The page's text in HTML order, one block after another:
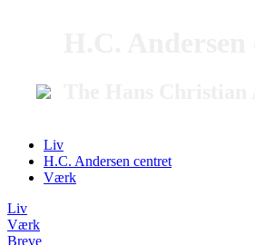
Liv
H.C. Andersen centret
Værk
Liv
Værk
Breve